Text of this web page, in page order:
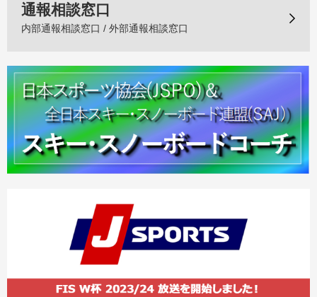
通報相談窓口
内部通報相談窓口 / 外部通報相談窓口